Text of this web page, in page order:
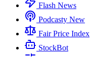
Flash News
Podcasty New
Fair Price Index
StockBot